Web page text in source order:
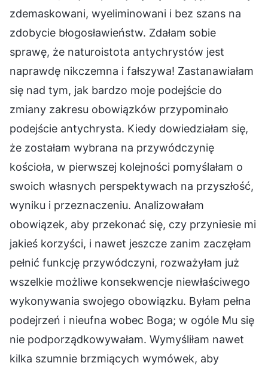
zdemaskowani, wyeliminowani i bez szans na
zdobycie błogosławieństw. Zdałam sobie
sprawę, że naturoistota antychrystów jest
naprawdę nikczemna i fałszywa! Zastanawiałam
się nad tym, jak bardzo moje podejście do
zmiany zakresu obowiązków przypominało
podejście antychrysta. Kiedy dowiedziałam się,
że zostałam wybrana na przywódczynię
kościoła, w pierwszej kolejności pomyślałam o
swoich własnych perspektywach na przyszłość,
wyniku i przeznaczeniu. Analizowałam
obowiązek, aby przekonać się, czy przyniesie mi
jakieś korzyści, i nawet jeszcze zanim zaczęłam
pełnić funkcję przywódczyni, rozważyłam już
wszelkie możliwe konsekwencje niewłaściwego
wykonywania swojego obowiązku. Byłam pełna
podejrzeń i nieufna wobec Boga; w ogóle Mu się
nie podporządkowywałam. Wymyśliłam nawet
kilka szumnie brzmiących wymówek, aby